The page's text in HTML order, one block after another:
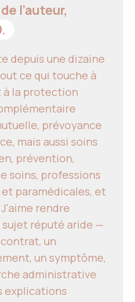
l’auteur,
depuis une dizaine
ce qui touche à
à la protection
prévoyance
mais aussi soins
prévention,
soins, professions
paramédicales, et
rendre
sujet réputé aride —
un
un symptôme,
administrative
explications